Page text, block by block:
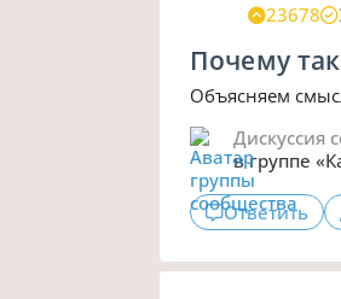
23678
Почему
Объясняем
Дискуссия
в группе
Ответить